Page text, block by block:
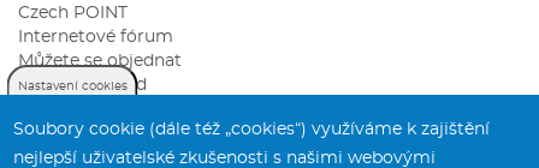
Czech POINT
Internetové fórum
Můžete se objednat
Sazebník úhrad
Nastavení cookies
Soubory cookie (dále též „cookies“) využíváme k zajištění
nejlepší uživatelské zkušenosti s našimi webovými